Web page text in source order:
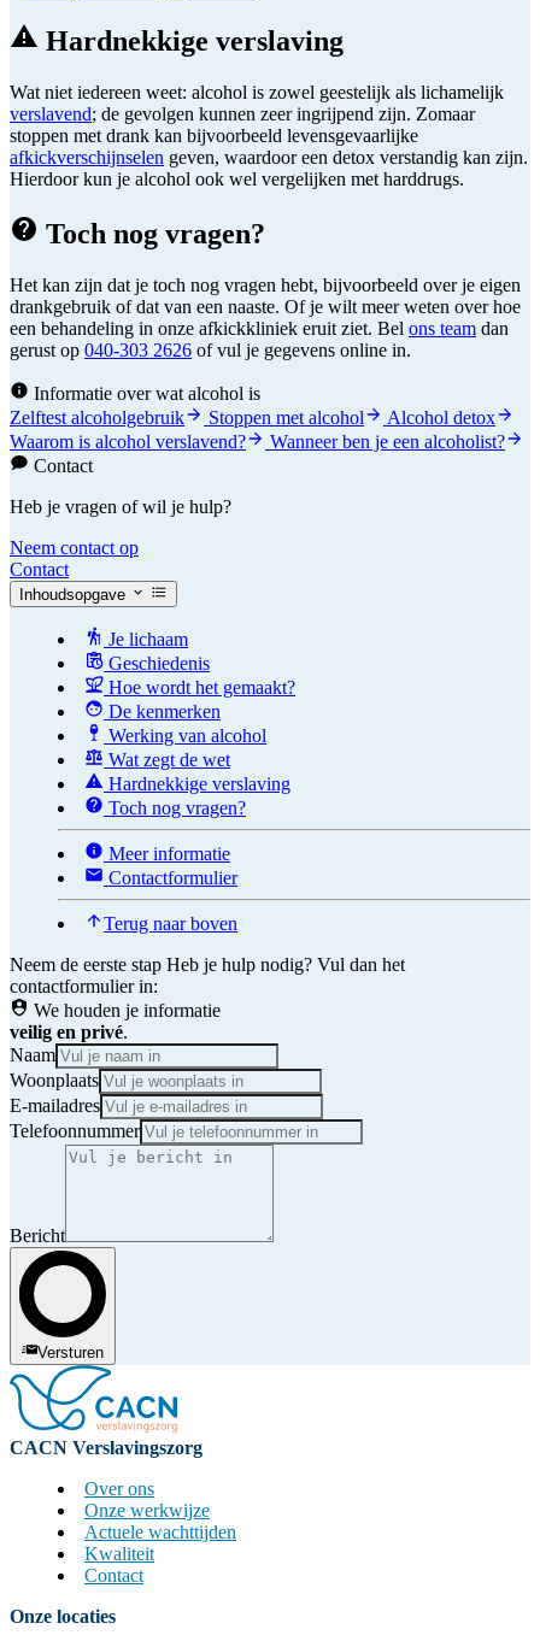
Hardnekkige verslaving
Wat niet iedereen weet: alcohol is zowel geestelijk als lichamelijk
verslavend; de gevolgen kunnen zeer ingrijpend zijn. Zomaar
stoppen met drank kan bijvoorbeeld levensgevaarlijke
afkickverschijnselen geven, waardoor een detox verstandig kan zijn.
Hierdoor kun je alcohol ook wel vergelijken met harddrugs.
Toch nog vragen?
Het kan zijn dat je toch nog vragen hebt, bijvoorbeeld over je eigen
drankgebruik of dat van een naaste. Of je wilt meer weten over hoe
een behandeling in onze afkickkliniek eruit ziet. Bel ons team dan
gerust op 040-303 2626 of vul je gegevens online in.
Informatie over wat alcohol is
Zelftest alcoholgebruik
Stoppen met alcohol
Alcohol detox
Waarom is alcohol verslavend?
Wanneer ben je een alcoholist?
Contact
Heb je vragen of wil je hulp?
Neem contact op
Contact
Inhoudsopgave
Je lichaam
Geschiedenis
Hoe wordt het gemaakt?
De kenmerken
Werking van alcohol
Wat zegt de wet
Hardnekkige verslaving
Toch nog vragen?
Meer informatie
Contactformulier
Terug naar boven
Neem de eerste stap Heb je hulp nodig? Vul dan het
contactformulier in:
We houden je informatie
veilig en privé.
Naam
Woonplaats
E-mailadres
Telefoonnummer
Bericht
Versturen
CACN Verslavingszorg
Over ons
Onze werkwijze
Actuele wachttijden
Kwaliteit
Contact
Onze locaties